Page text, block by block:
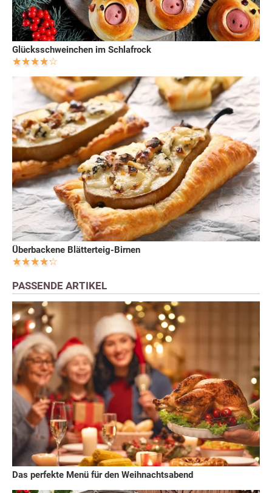
Glücksschweinchen im Schlafrock
Überbackene Blätterteig-Birnen
PASSENDE ARTIKEL
Das perfekte Menü für den Weihnachtsabend